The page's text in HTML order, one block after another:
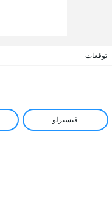
توقعات
فيسترلو